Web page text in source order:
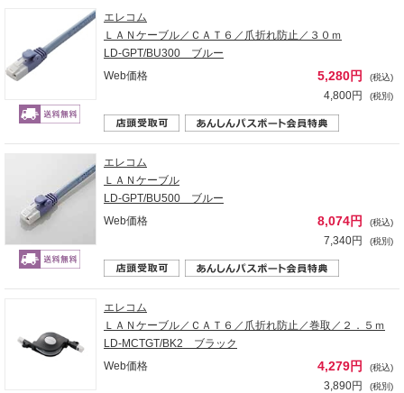
エレコム
ＬＡＮケーブル／ＣＡＴ６／爪折れ防止／３０ｍ
LD-GPT/BU300 ブルー
Web価格
5,280円 (税込)
4,800円 (税別)
エレコム
ＬＡＮケーブル
LD-GPT/BU500 ブルー
Web価格
8,074円 (税込)
7,340円 (税別)
エレコム
ＬＡＮケーブル／ＣＡＴ６／爪折れ防止／巻取／２．５ｍ
LD-MCTGT/BK2 ブラック
Web価格
4,279円 (税込)
3,890円 (税別)